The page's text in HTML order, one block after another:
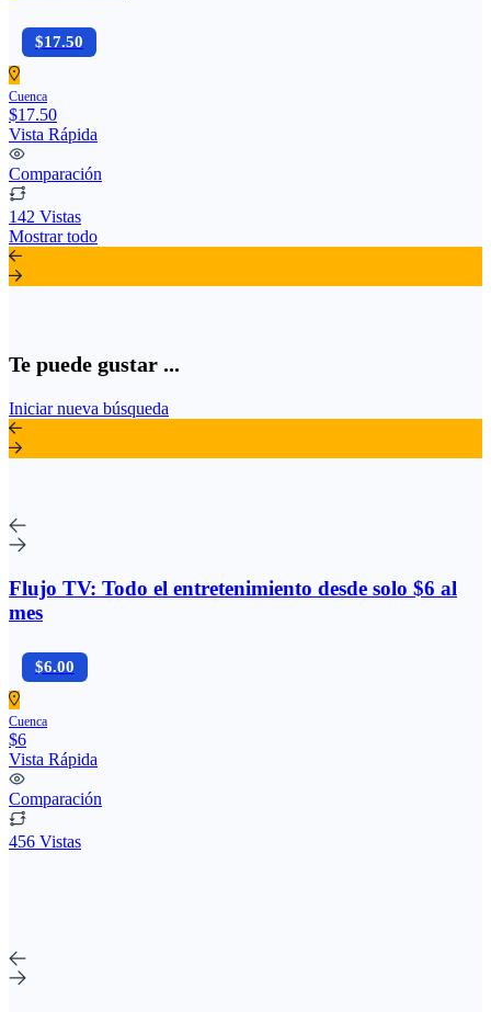
$17.50
Cuenca
$17.50
Vista Rápida
Comparación
142 Vistas
Mostrar todo
Te puede gustar ...
Iniciar nueva búsqueda
Flujo TV: Todo el entretenimiento desde solo $6 al
mes
$6.00
Cuenca
$6
Vista Rápida
Comparación
456 Vistas